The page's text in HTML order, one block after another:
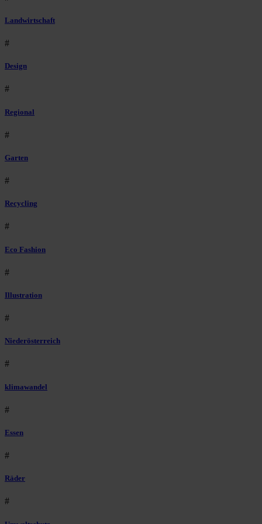
Landwirtschaft
#
Design
#
Regional
#
Garten
#
Recycling
#
Eco Fashion
#
Illustration
#
Niederösterreich
#
klimawandel
#
Essen
#
Räder
#